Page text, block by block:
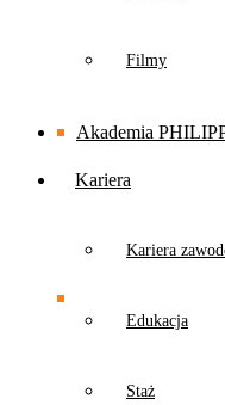
Filmy
Akademia
Kariera
Kariera
Edukacja
Staż